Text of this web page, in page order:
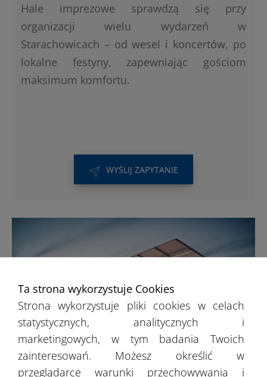
Hale imprezowe sprawdzą się przy
organizacji wielu wydarzeń w
Starachowicach – od wesel i koncertów, po
lokalne festyny, zapewniając gościom
maksimum komfortu.
WYŚLIJ ZAPYTANIE
Ta strona wykorzystuje Cookies
Strona wykorzystuje pliki cookies w celach
statystycznych, analitycznych i
marketingowych, w tym badania Twoich
zainteresowań. Możesz określić w
przeglądarce warunki przechowywania i